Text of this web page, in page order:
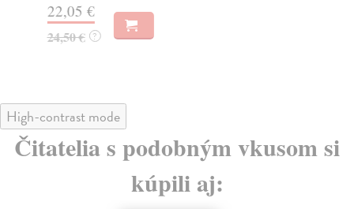
22,05 €
24,50 € ?
High-contrast mode
Čitatelia s podobným vkusom si
kúpili aj: